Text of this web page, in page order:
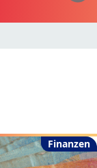
Finanzen